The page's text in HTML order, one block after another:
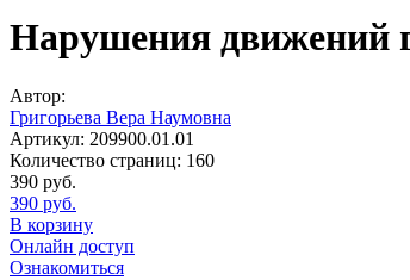
Нарушения движений
Автор:
Григорьева Вера Наумовна
Артикул: 209900.01.01
Количество страниц: 160
390 руб.
390 руб.
В корзину
Онлайн доступ
Ознакомиться